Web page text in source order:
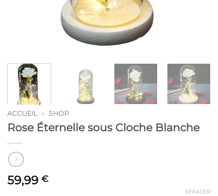
ACCUEIL » SHOP
Rose Éternelle sous Cloche Blanche
59,99 €
EFFACER